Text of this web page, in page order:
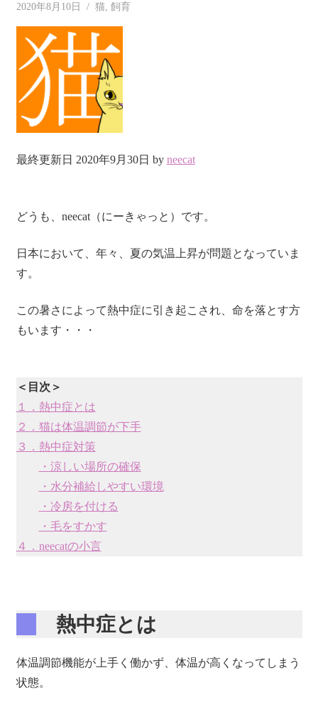
2020年8月10日 neecat
猫 ,飼育
最終更新日 2020年9月30日 by neecat
どうも、neecat（にーきゃっと）です。
日本において、年々、夏の気温上昇が問題となっていま
す。
この暑さによって熱中症に引き起こされ、命を落とす方
もいます・・・
＜目次＞
１．熱中症とは
２．猫は体温調節が下手
３．熱中症対策
・涼しい場所の確保
・水分補給しやすい環境
・冷房を付ける
・毛をすかす
４．neecatの小言
熱中症とは
体温調節機能が上手く働かず、体温が高くなってしまう
状態。